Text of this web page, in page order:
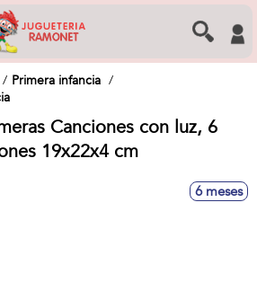
Primera infancia
Canciones con luz, 6
19x22x4 cm
6 meses